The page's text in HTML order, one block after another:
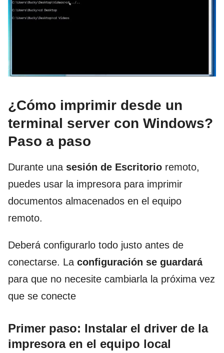
¿Cómo imprimir desde un
terminal server con Windows?
Paso a paso
Durante una sesión de Escritorio remoto,
puedes usar la impresora para imprimir
documentos almacenados en el equipo
remoto.
Deberá configurarlo todo justo antes de
conectarse. La configuración se guardará
para que no necesite cambiarla la próxima vez
que se conecte
Primer paso: Instalar el driver de la
impresora en el equipo local